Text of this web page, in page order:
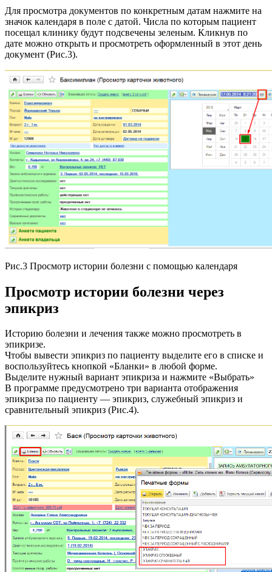
Для просмотра документов по конкретным датам нажмите на
значок календаря в поле с датой. Числа по которым пациент
посещал клинику будут подсвечены зеленым. Кликнув по
дате можно открыть и просмотреть оформленный в этот день
документ (Рис.3).
Рис.3 Просмотр истории болезни с помощью календаря
Просмотр истории болезни через
эпикриз
Историю болезни и лечения также можно просмотреть в
эпикризе.
Чтобы вывести эпикриз по пациенту выделите его в списке и
воспользуйтесь кнопкой «Бланки» в любой форме.
Выделите нужный вариант эпикриза и нажмите «Выбрать»
В программе предусмотрено три варианта отображения
эпикриза по пациенту — эпикриз, служебный эпикриз и
сравнительный эпикриз (Рис.4).